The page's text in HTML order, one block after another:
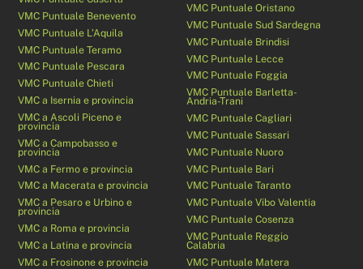
VMC Puntuale Benevento
VMC Puntuale L’Aquila
VMC Puntuale Teramo
VMC Puntuale Pescara
VMC Puntuale Chieti
VMC a Isernia e provincia
VMC a Ascoli Piceno e
provincia
VMC a Campobasso e
provincia
VMC a Fermo e provincia
VMC a Macerata e provincia
VMC a Pesaro e Urbino e
provincia
VMC a Roma e provincia
VMC a Latina e provincia
VMC a Frosinone e provincia
VMC Puntuale Oristano
VMC Puntuale Sud Sardegna
VMC Puntuale Brindisi
VMC Puntuale Lecce
VMC Puntuale Foggia
VMC Puntuale Barletta-
Andria-Trani
VMC Puntuale Cagliari
VMC Puntuale Sassari
VMC Puntuale Nuoro
VMC Puntuale Bari
VMC Puntuale Taranto
VMC Puntuale Vibo Valentia
VMC Puntuale Cosenza
VMC Puntuale Reggio
Calabria
VMC Puntuale Matera